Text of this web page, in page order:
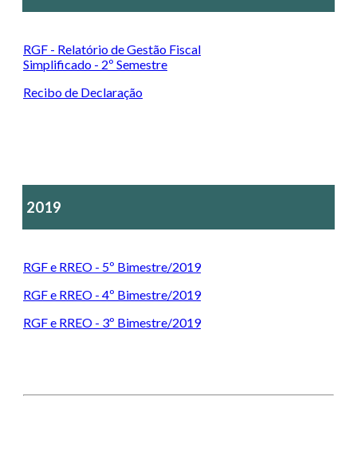
RGF - Relatório de Gestão Fiscal
Simplificado - 2º Semestre
Recibo de Declaração
2019
RGF e RREO - 5º Bimestre/2019
RGF e RREO - 4º Bimestre/2019
RGF e RREO - 3º Bimestre/2019